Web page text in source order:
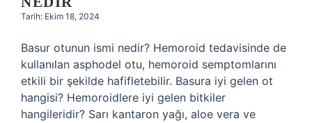
Tarih: Ekim 18, 2024
Basur otunun ismi nedir? Hemoroid tedavisinde de
kullanılan asphodel otu, hemoroid semptomlarını
etkili bir şekilde hafifletebilir. Basura iyi gelen ot
hangisi? Hemoroidlere iyi gelen bitkiler
hangileridir? Sarı kantaron yağı, aloe vera ve